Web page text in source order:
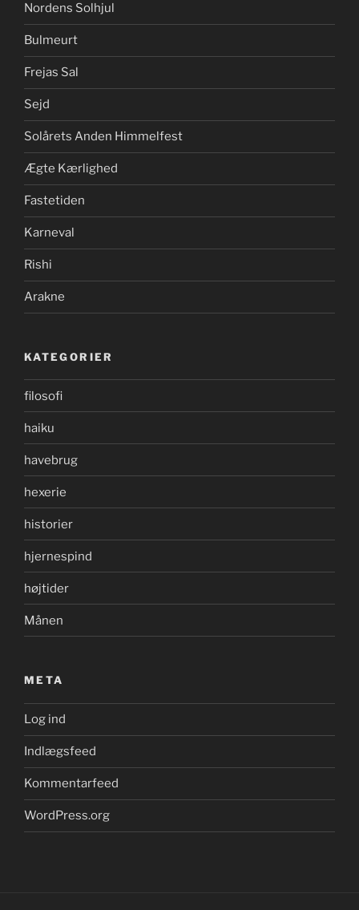
Nordens Solhjul
Bulmeurt
Frejas Sal
Sejd
Solårets Anden Himmelfest
Ægte Kærlighed
Fastetiden
Karneval
Rishi
Arakne
KATEGORIER
filosofi
haiku
havebrug
hexerie
historier
hjernespind
højtider
Månen
META
Log ind
Indlægsfeed
Kommentarfeed
WordPress.org